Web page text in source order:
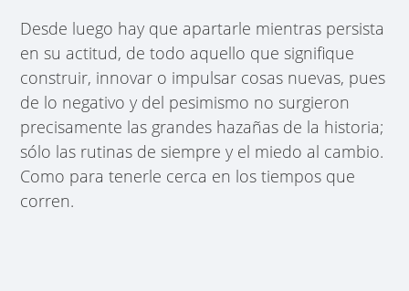
Desde luego hay que apartarle mientras persista
en su actitud, de todo aquello que signifique
construir, innovar o impulsar cosas nuevas, pues
de lo negativo y del pesimismo no surgieron
precisamente las grandes hazañas de la historia;
sólo las rutinas de siempre y el miedo al cambio.
Como para tenerle cerca en los tiempos que
corren.